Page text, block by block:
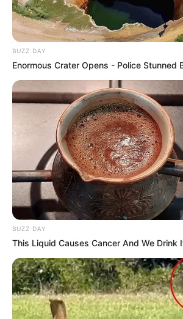
BUZZ DAY
Enormous Crater Opens - Police Stunned
BUZZ DAY
This Liquid Causes Cancer And We Drink